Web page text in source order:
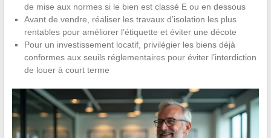
de mise aux normes si le bien est classé E ou en dessous
Avant de vendre, réaliser les travaux d’isolation les plus
rentables pour améliorer l’étiquette et éviter une décote
Pour un investissement locatif, privilégier les biens déjà
conformes aux seuils réglementaires pour éviter l’interdiction
de louer à court terme